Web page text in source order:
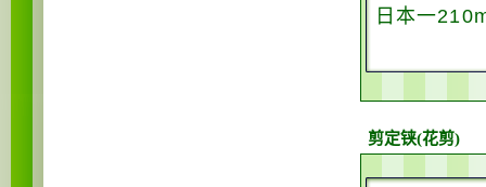
日本一
剪定铗(花剪)